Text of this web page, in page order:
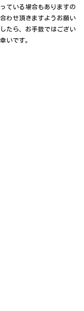
ている場合もありますの
わせ頂きますようお願い
たら、お手数ではござい
いです。